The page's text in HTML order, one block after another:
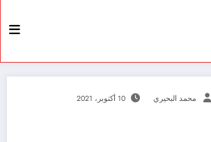
محمد البحيري 10 أكتوبر، 2021